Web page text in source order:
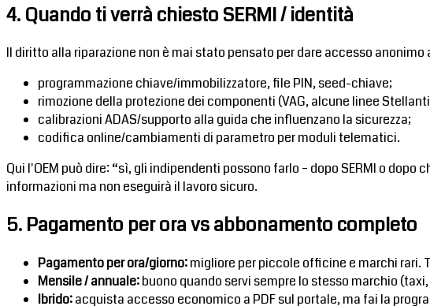
4. Quando ti verrà chiesto SERMI / identità
Il diritto alla riparazione non è mai stato pensato per dare accesso
programmazione chiave/immobilizzatore, file PIN, seed-chiave;
rimozione della protezione dei componenti (VAG, alcune linee
calibrazioni ADAS/supporto alla guida che influenzano la sicurezza;
codifica online/cambiamenti di parametro per moduli telematici.
Qui l'OEM può dire: “sì, gli indipendenti possono farlo – dopo SERMI o
informazioni ma non eseguirà il lavoro sicuro.
5. Pagamento per ora vs abbonamento completo
Pagamento per ora/giorno:migliore per piccole officine e marchi rari.
Mensile / annuale:buono quando servi sempre lo stesso marchio
Ibrido:acquista accesso economico a PDF sul portale, ma fai la